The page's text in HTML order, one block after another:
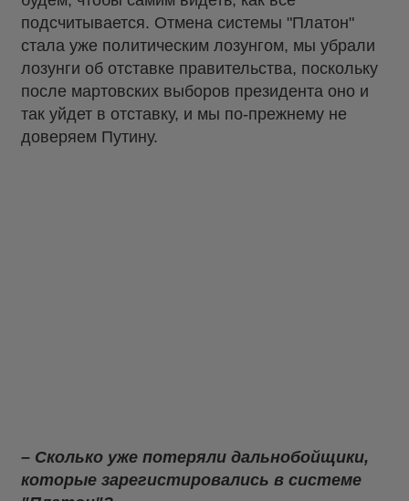
подсчитывается. Отмена системы "Платон"
стала уже политическим лозунгом, мы убрали
лозунги об отставке правительства, поскольку
после мартовских выборов президента оно и
так уйдет в отставку, и мы по-прежнему не
доверяем Путину.
– Сколько уже потеряли дальнобойщики,
которые зарегистировались в системе